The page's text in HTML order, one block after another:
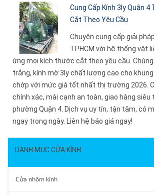
Cung Cấp Kính 3ly Quận 4
Cắt Theo Yêu Cầu
Chuyên cung cấp giải
TPHCM với hệ thống vật
ứng mọi kích thước cắt theo yêu cầu.
trắng, kính mờ 3ly chất lượng cao cho
chớp với mức giá tốt nhất thị trường 2026.
chính xác, mài cạnh an toàn, giao hàng
phường Quận 4. Dịch vụ uy tín, tận tâm, có
ngay trong ngày. Liên hệ báo giá ngay!
DANH MỤC CỬA KÍNH
Cửa nhôm kính